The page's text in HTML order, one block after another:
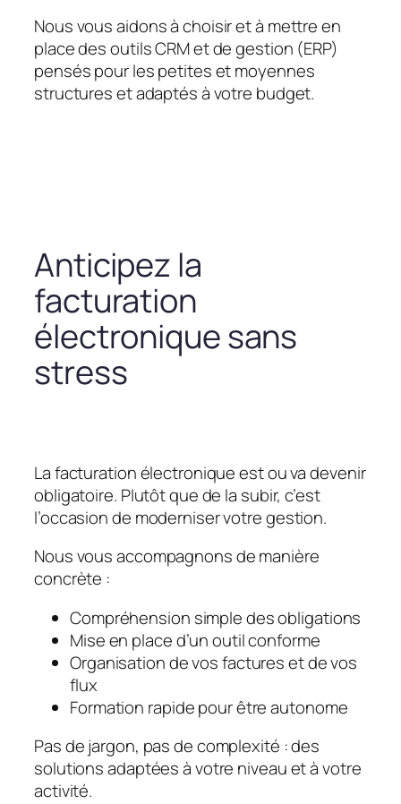
Nous vous aidons à choisir et à mettre en
place des outils CRM et de gestion (ERP)
pensés pour les petites et moyennes
structures et adaptés à votre budget.
Anticipez la
facturation
électronique sans
stress
La facturation électronique est ou va devenir
obligatoire. Plutôt que de la subir, c’est
l’occasion de moderniser votre gestion.
Nous vous accompagnons de manière
concrète :
Compréhension simple des obligations
Mise en place d’un outil conforme
Organisation de vos factures et de vos
flux
Formation rapide pour être autonome
Pas de jargon, pas de complexité : des
solutions adaptées à votre niveau et à votre
activité.